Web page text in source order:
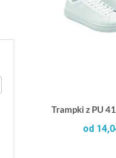
Trampki z PU
od